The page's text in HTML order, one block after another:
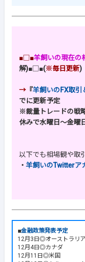
■□■羊飼いの現在の
解)■□■(※毎日更新)
→ 『羊飼いのFX取引
でに更新予定
※裁量トレードの戦
休みで水曜日～金曜
以下でも相場観や取
・ 羊飼いのTwitterア
■金融政策発表予定
12月3日◎オーストラリア
12月4日◎カナダ
12月11日◎米国